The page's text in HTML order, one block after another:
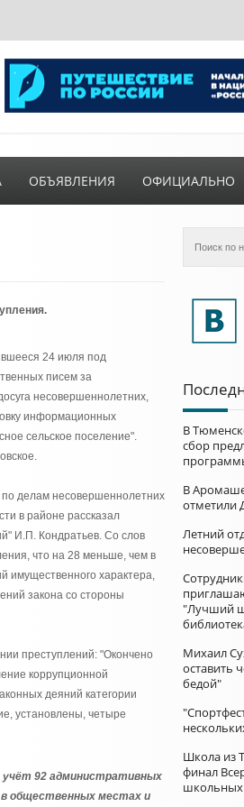
ОБЪЯВЛЕНИЯ ОФИЦИАЛЬНО
24 июля под
писем за
несовершеннолетних,
информационных
сельское поселение".
делам несовершеннолетних
в районе рассказал
И.П. Кондратьев. Со слов
что на 28 меньше, чем в
имущественного характера,
закона со стороны
преступлений: "Окончено
коррупционной
деяний категории
установлены, четыре
учёт 92 административных
в общественных местах и
В
сбор
В
отметили
Летний
"Лучший
Михаил
оставить
бедой"
Школа из
финал
школьных